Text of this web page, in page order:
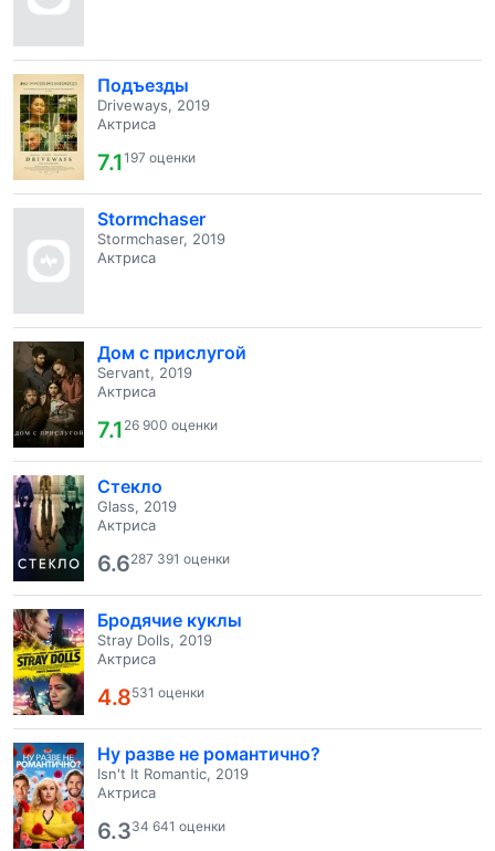
Подъезды
Driveways, 2019
Актриса
7.1197 оценки
Stormchaser
Stormchaser, 2019
Актриса
Дом с прислугой
Servant, 2019
Актриса
7.1 26 900 оценки
Стекло
Glass, 2019
Актриса
6.6287 391 оценки
Бродячие куклы
Stray Dolls, 2019
Актриса
4.8531 оценки
Ну разве не романтично?
Isn't It Romantic, 2019
Актриса
6.334 641 оценки